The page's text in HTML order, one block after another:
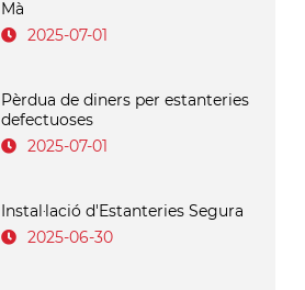
Mà
2025-07-01
Pèrdua de diners per estanteries
defectuoses
2025-07-01
Instal·lació d'Estanteries Segura
2025-06-30